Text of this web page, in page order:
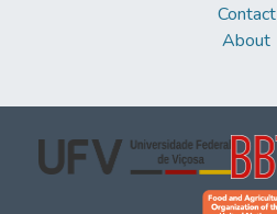
Contact
About